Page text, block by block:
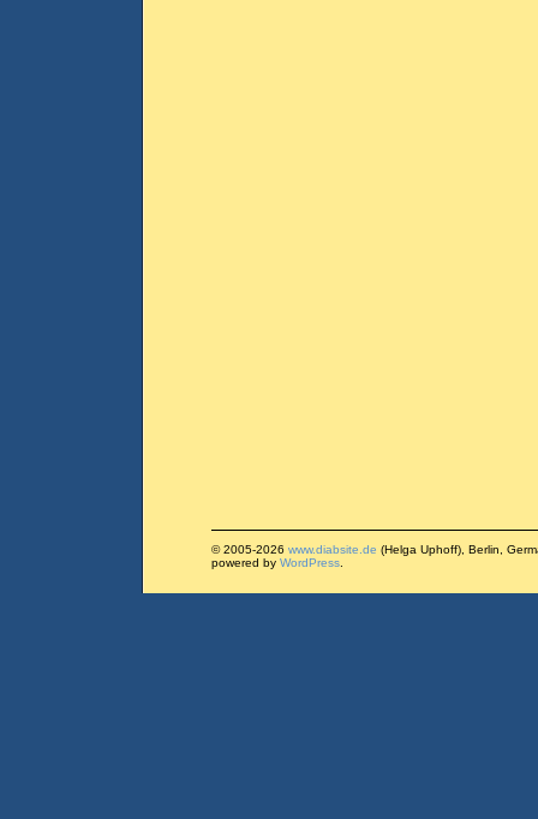
© 2005-2026 www.diabsite.de (Helga Uphoff), Berlin,
powered by WordPress.